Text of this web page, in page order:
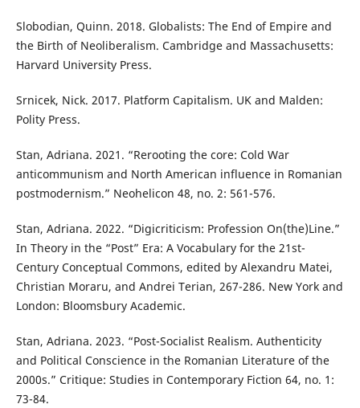
Slobodian, Quinn. 2018. Globalists: The End of Empire and
the Birth of Neoliberalism. Cambridge and Massachusetts:
Harvard University Press.
Srnicek, Nick. 2017. Platform Capitalism. UK and Malden:
Polity Press.
Stan, Adriana. 2021. “Rerooting the core: Cold War
anticommunism and North American influence in Romanian
postmodernism.” Neohelicon 48, no. 2: 561-576.
Stan, Adriana. 2022. “Digicriticism: Profession On(the)Line.”
In Theory in the “Post” Era: A Vocabulary for the 21st-
Century Conceptual Commons, edited by Alexandru Matei,
Christian Moraru, and Andrei Terian, 267-286. New York and
London: Bloomsbury Academic.
Stan, Adriana. 2023. “Post-Socialist Realism. Authenticity
and Political Conscience in the Romanian Literature of the
2000s.” Critique: Studies in Contemporary Fiction 64, no. 1:
73-84.